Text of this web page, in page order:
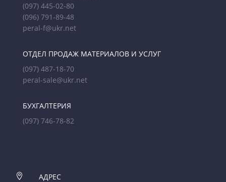
(097) 445-02-80
(096) 791-89-48
peral-f@ukr.net
ОТДЕЛ ПРОДАЖ МАТЕРИАЛОВ И УСЛУГ
(097) 487-18-70
peral-sale@ukr.net
БУХГАЛТЕРИЯ
(097) 746-78-82

АДРЕС